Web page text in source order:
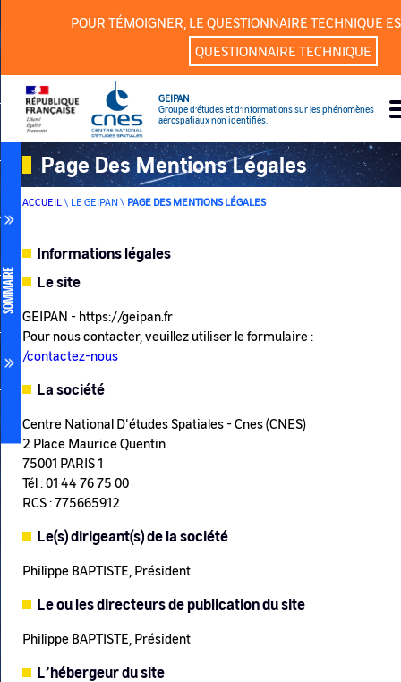
POUR TÉMOIGNER, LE QUESTIONNAIRE TECHNIQUE
QUESTIONNAIRE TECHNIQUE
GEIPAN
Groupe d’études et d’informations sur les phénomènes
aérospatiaux non identifiés.
Page Des Mentions Légales
ACCUEIL\ LE GEIPAN\ PAGE DES MENTIONS LÉGALES
Informations légales
Le site
GEIPAN - https://geipan.fr
Pour nous contacter, veuillez utiliser le formulaire :
/contactez-nous
La société
Centre National D'études Spatiales - Cnes (CNES)
2 Place Maurice Quentin
75001 PARIS 1
Tél : 01 44 76 75 00
RCS : 775665912
Le(s) dirigeant(s) de la société
Philippe BAPTISTE, Président
Le ou les directeurs de publication du site
Philippe BAPTISTE, Président
L’hébergeur du site